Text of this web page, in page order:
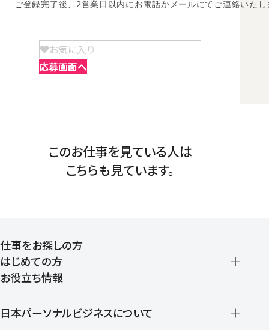
ご登録完了後、2営業日以内にお電話かメールにてご連絡いたし
お気に入り
応募画面へ
このお仕事を見ている人は
こちらも見ています。
仕事をお探しの方
はじめての方
登録から就業開始までの流れ
お役立ち情報
日本パーソナルビジネスについて